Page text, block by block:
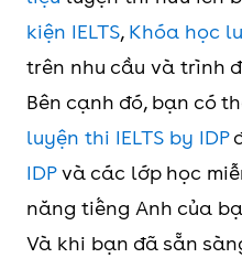
kiện IELTS, Khóa học
trên nhu cầu và trình
Bên cạnh đó, bạn có
luyện thi IELTS by IDP
IDPvà các lớp học
năng tiếng Anh của
Và khi bạn đã sẵn